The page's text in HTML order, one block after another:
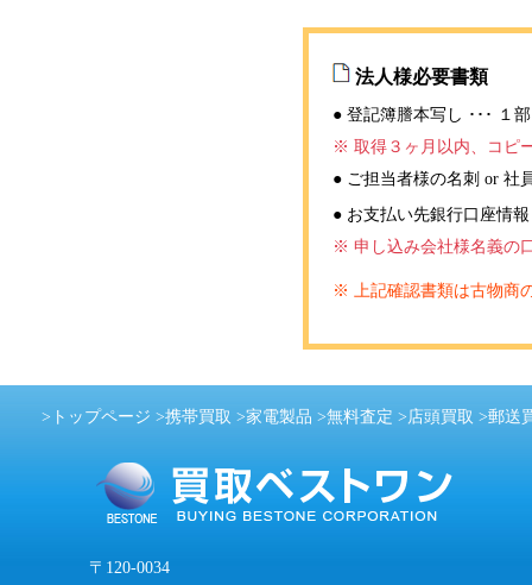
法人様必要書類
● 登記簿謄本写し ･･･ １部
※ 取得３ヶ月以内、コピ
● ご担当者様の名刺 or 社
● お支払い先銀行口座情報
※ 申し込み会社様名義の
※ 上記確認書類は古物商
> トップページ >携帯買取 >家電製品 >無料査定 >店頭買取 >郵送
〒120-0034